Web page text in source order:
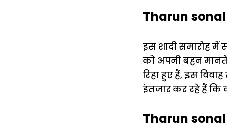
Tharun
इस शादी समारोह में
को अपनी बहन
रिहा हुए हैं, इस
इंतजार कर रहे हैं कि
Tharun